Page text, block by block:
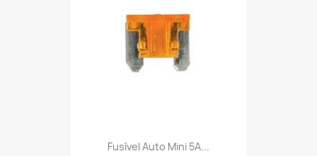
Fusível Auto Mini 5A...